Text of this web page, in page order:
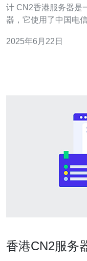
计 CN2香港服务器是一种专为国际网络通信而设计的服务
器，它使用了中国电
户，尤其是那些需要
2025年6月22日
香港CN2服务